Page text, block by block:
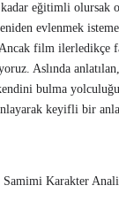
eğitimli olursak
evlenmek
film ilerledikçe
Aslında
bulma
keyifli bir
Samimi Karakter